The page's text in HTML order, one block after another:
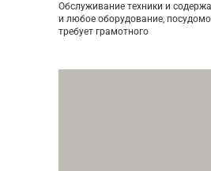
Обслуживание техники и
и любое оборудование,
требует грамотного